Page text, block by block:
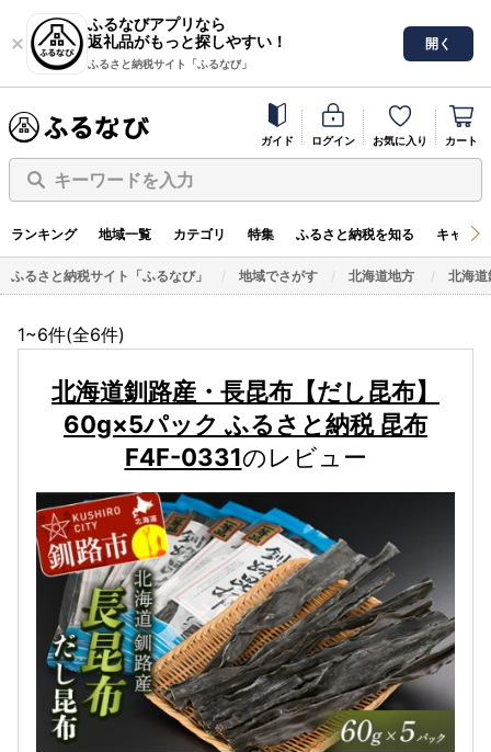
ふるなびアプリなら
返礼品がもっと探しやすい！
ふるさと納税サイト「ふるなび」
開く
ガイド ログイン お気に入り カート
キーワードを入力
ランキング 地域一覧 カテゴリ 特集 ふるさと納税を知る キャン
ふるさと納税サイト「ふるなび」 地域でさがす 北海道地方 北海道
1~6件(全6件)
北海道釧路産・長昆布【だし昆布】
60g×5パック ふるさと納税 昆布
F4F-0331のレビュー